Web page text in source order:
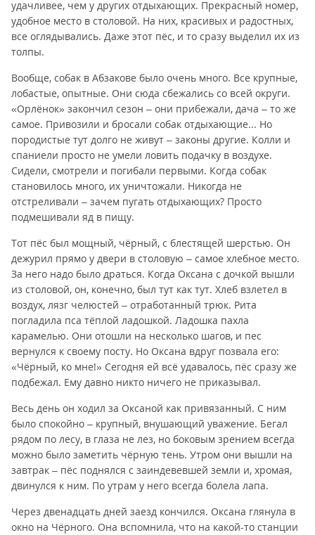
удачливее, чем у других отдыхающих. Прекрасный номер,
удобное место в столовой. На них, красивых и радостных,
все оглядывались. Даже этот пёс, и то сразу выделил их из
толпы.
Вообще, собак в Абзакове было очень много. Все крупные,
лобастые, опытные. Они сюда сбежались со всей округи.
«Орлёнок» закончил сезон – они прибежали, дача – то же
самое. Привозили и бросали собак отдыхающие... Но
породистые тут долго не живут – законы другие. Колли и
спаниели просто не умели ловить подачку в воздухе.
Сидели, смотрели и погибали первыми. Когда собак
становилось много, их уничтожали. Никогда не
отстреливали – зачем пугать отдыхающих? Просто
подмешивали яд в пищу.
Тот пёс был мощный, чёрный, с блестящей шерстью. Он
дежурил прямо у двери в столовую – самое хлебное место.
За него надо было драться. Когда Оксана с дочкой вышли
из столовой, он, конечно, был тут как тут. Хлеб взлетел в
воздух, лязг челюстей – отработанный трюк. Рита
погладила пса тёплой ладошкой. Ладошка пахла
карамелью. Они отошли на несколько шагов, и пес
вернулся к своему посту. Но Оксана вдруг позвала его:
«Чёрный, ко мне!» Сегодня ей всё удавалось, пёс сразу же
подбежал. Ему давно никто ничего не приказывал.
Весь день он ходил за Оксаной как привязанный. С ним
было спокойно – крупный, внушающий уважение. Бегал
рядом по лесу, в глаза не лез, но боковым зрением всегда
можно было заметить чёрную тень. Утром они вышли на
завтрак – пёс поднялся с заиндевевшей земли и, хромая,
двинулся к ним. По утрам у него всегда болела лапа.
Через двенадцать дней заезд кончился. Оксана глянула в
окно на Чёрного. Она вспомнила, что на какой-то станции